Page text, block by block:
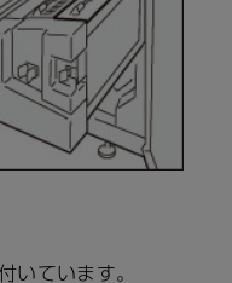
いています。